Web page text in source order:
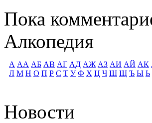
Пока
Алкопедия
А АА АБ АВ АГ АД АЖ АЗ АИ АЙ АК
Л М Н О П Р С Т У Ф Х Ц Ч Ш Щ Ъ Ы Ь
Новости